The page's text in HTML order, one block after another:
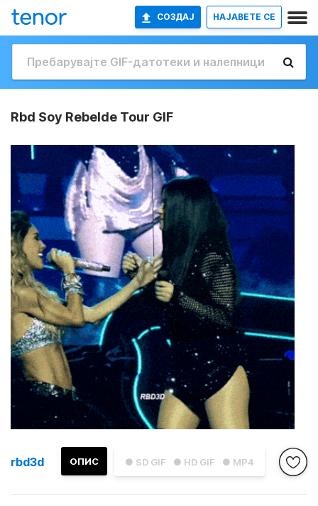
СОЗДАЈ НАЈАВETE СЕ
Rbd Soy Rebelde Tour GIF
● SD GIF ● HD GIF ● MP4
ОПИС
rbd3d